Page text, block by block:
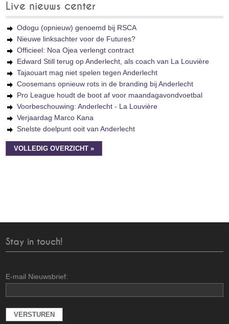
Live nieuws center
Odogu (opnieuw) genoemd bij RSCA
Nieuwe linksachter voor de Futures?
Officieel: Noa Ojea verlengt contract
Edward Still terug op Anderlecht, als coach van La Louvière
Tajaouart mag niet spelen tegen Anderlecht
Coosemans opnieuw rots in de branding bij Anderlecht
Pro League houdt de boot af voor maandagavondvoetbal
Voorbeschouwing: Anderlecht - La Louvière
Verjaardag Marco Kana
Snelste doelpunt ooit van Anderlecht
VOLLEDIG OVERZICHT »
Stay in touch!
E-mail Nieuwsbrief: